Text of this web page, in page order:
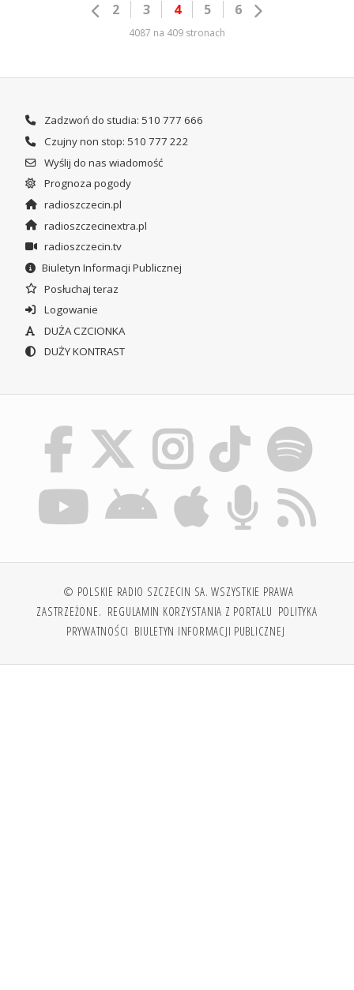
2 3 4 5 6
4087 na 409 stronach
Zadzwoń do studia: 510 777 666
Czujny non stop: 510 777 222
Wyślij do nas wiadomość
Prognoza pogody
radioszczecin.pl
radioszczecinextra.pl
radioszczecin.tv
Biuletyn Informacji Publicznej
Posłuchaj teraz
Logowanie
DUŻA CZCIONKA
DUŻY KONTRAST
© POLSKIE RADIO SZCZECIN SA. WSZYSTKIE PRAWA
ZASTRZEŻONE. REGULAMIN KORZYSTANIA Z PORTALU POLITYKA
PRYWATNOŚCI BIULETYN INFORMACJI PUBLICZNEJ